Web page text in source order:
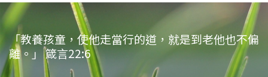
「教養孩童，使他走當行的道，就是到老他也不偏
離。」 箴言22:6